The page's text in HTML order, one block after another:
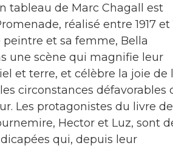
tableau de Marc Chagall est
réalisé entre 1917 et
peintre et sa femme, Bella
une scène qui magnifie leur
et terre, et célèbre la joie de
circonstances défavorables
Les protagonistes du livre de
Hector et Luz, sont
qui, depuis leur